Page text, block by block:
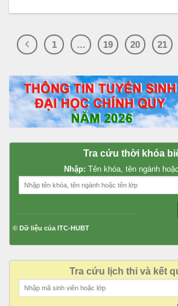
1 … 19 20 21
Tra cứu thời khóa
Nhập: Tên khóa, tên ngành
© Dữ liệu của ITC-HUBT
Tra cứu lịch thi và kết